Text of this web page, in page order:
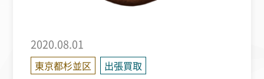
2020.08.01
東京都杉並区 出張買取